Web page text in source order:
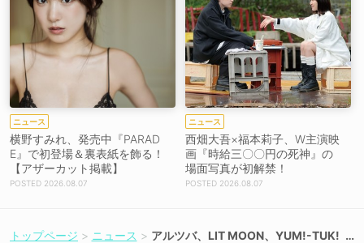
ニュース
横野すみれ、発売中『PARAD
E』で初登場＆裏表紙を飾る！
【アザーカット掲載】
2026.08.07
ニュース
西畑大吾×福本莉子、W主演映
画『時給三〇〇円の死神』の
場面写真が初解禁！
2026.08.07
トップページ ニュース
アルツバ、LIT MOON、YUM!-TUK!